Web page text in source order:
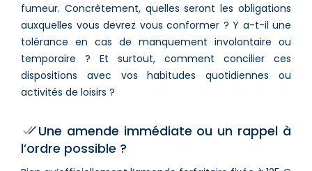
fumeur. Concrètement, quelles seront les obligations
auxquelles vous devrez vous conformer ? Y a-t-il une
tolérance en cas de manquement involontaire ou
temporaire ? Et surtout, comment concilier ces
dispositions avec vos habitudes quotidiennes ou
activités de loisirs ?
Une amende immédiate ou un rappel à
l’ordre possible ?